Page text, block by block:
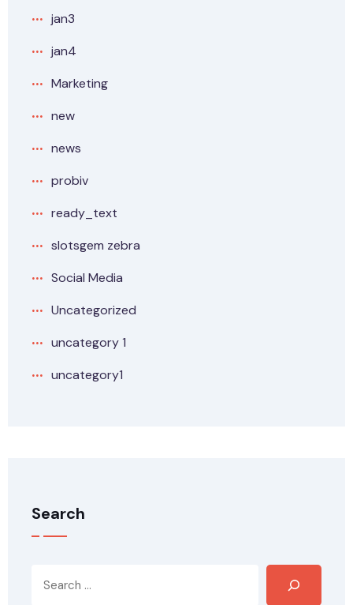
jan3
jan4
Marketing
new
news
probiv
ready_text
slotsgem zebra
Social Media
Uncategorized
uncategory 1
uncategory1
Search